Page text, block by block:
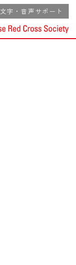
文字・音声サポート